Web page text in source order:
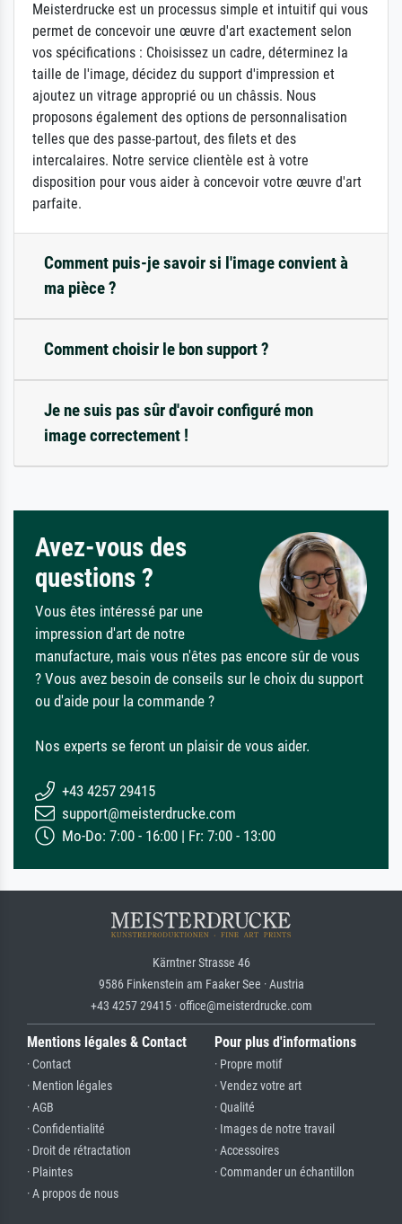
Meisterdrucke est un processus simple et intuitif qui vous
permet de concevoir une œuvre d'art exactement selon
vos spécifications : Choisissez un cadre, déterminez la
taille de l'image, décidez du support d'impression et
ajoutez un vitrage approprié ou un châssis. Nous
proposons également des options de personnalisation
telles que des passe-partout, des filets et des
intercalaires. Notre service clientèle est à votre
disposition pour vous aider à concevoir votre œuvre d'art
parfaite.
Comment puis-je savoir si l'image convient à
ma pièce ?
Comment choisir le bon support ?
Je ne suis pas sûr d'avoir configuré mon
image correctement !
Avez-vous des
questions ?
Vous êtes intéressé par une
impression d'art de notre
manufacture, mais vous n'êtes pas encore sûr de vous
? Vous avez besoin de conseils sur le choix du support
ou d'aide pour la commande ?
Nos experts se feront un plaisir de vous aider.
+43 4257 29415
support@meisterdrucke.com
Mo-Do: 7:00 - 16:00 | Fr: 7:00 - 13:00
Kärntner Strasse 46
9586 Finkenstein am Faaker See · Austria
+43 4257 29415 · office@meisterdrucke.com
Mentions légales & Contact
· Contact
· Mention légales
· AGB
· Confidentialité
· Droit de rétractation
· Plaintes
· A propos de nous
Pour plus d'informations
· Propre motif
· Vendez votre art
· Qualité
· Images de notre travail
· Accessoires
· Commander un échantillon